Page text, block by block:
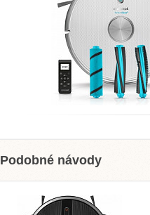
Podobné návody